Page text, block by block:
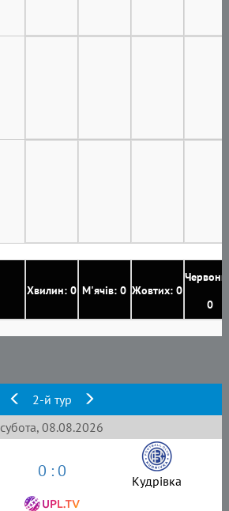
Хвилин: 0 М'ячів: 0 Жовтих: 0
0
2-й тур
субота, 08.08.2026
0 : 0 Кудрівка